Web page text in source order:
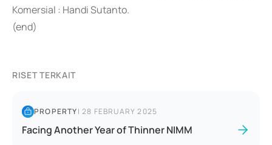
Komersial : Handi Sutanto.
(end)
RISET TERKAIT
PROPERTY|28 FEBRUARY 2025
Facing Another Year of Thinner NIMM